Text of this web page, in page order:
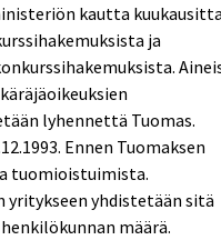
kautta
ja
lyhennettä Tuomas.
Ennen Tuomaksen
tuomioistuimista.
yritykseen yhdistetään sitä
määrä.